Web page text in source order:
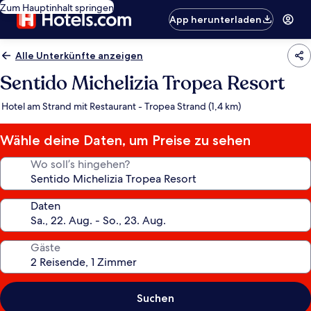
Zum Hauptinhalt springen
App herunterladen
Alle Unterkünfte anzeigen
Sentido Michelizia Tropea Resort
Hotel am Strand mit Restaurant - Tropea Strand (1,4 km)
Wähle deine Daten, um Preise zu sehen
Wo soll’s hingehen?
Daten
Gäste
Suchen